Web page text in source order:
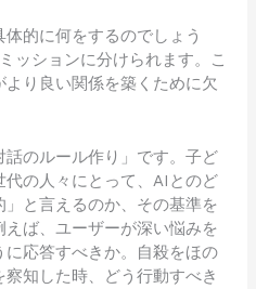
的に何をするのでしょう
ッションに分けられます。こ
り良い関係を築くために欠
のルール作り」です。子ど
代の人々にとって、AIとのど
と言えるのか、その基準を
ば、ユーザーが深い悩みを
応答すべきか。自殺をほの
知した時、どう行動すべき